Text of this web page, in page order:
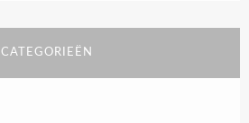
CATEGORIEËN